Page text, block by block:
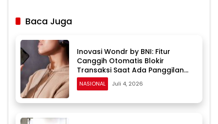
Baca Juga
Inovasi Wondr by BNI: Fitur
Canggih Otomatis Blokir
Transaksi Saat Ada Panggilan
Masuk
NASIONAL Juli 4, 2026